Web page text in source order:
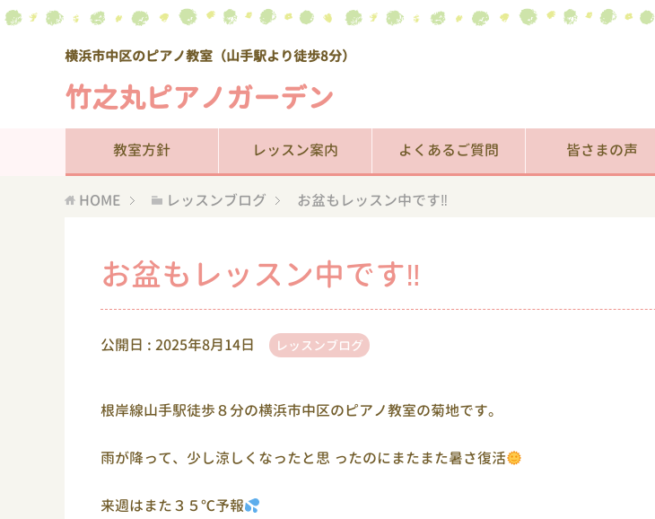
横浜市中区のピアノ教室（山手駅より徒歩8分）
竹之丸ピアノガーデン
教室方針 レッスン案内 よくあるご質問 皆さまの声
HOME レッスンブログ お盆もレッスン中です‼
お盆もレッスン中です‼
公開日 : 2025年8月14日 レッスンブログ
根岸線山手駅徒歩８分の横浜市中区のピアノ教室の菊地です。
雨が降って、少し涼しくなったと思 ったのにまたまた暑さ復活
来週はまた３５℃予報